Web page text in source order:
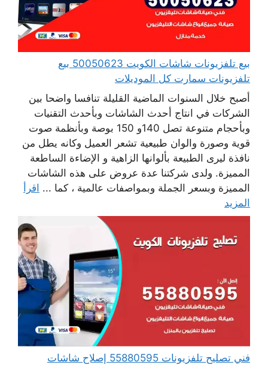
بيع تلفزيونات شاشات الكويت 50050623 بيع
تلفزيونات سمارت كل الموديلات
أصبح خلال السنوات الماضية القليلة تنافسا واضحا بين
الشركات في انتاج أحدث الشاشات وبأحدث التقنيات
وبأحجام متنوعة تصل 140و 150 بوصة وبأنظمة صوت
قوية وصورة والوان طبيعية تشعر العميل وكانه يطل من
نافذة ليرى الطبيعة بألوانها الزاهية و الإضاءة الساطعة
المميزة. ولدى شركتنا عدة عروض على هذه الشاشات
المميزة وبسعر الجملة وبمواصفات عالمية ، كما ... اقرأ
المزيد
فني تصليح تلفزيونات 55880595 إصلاح شاشات